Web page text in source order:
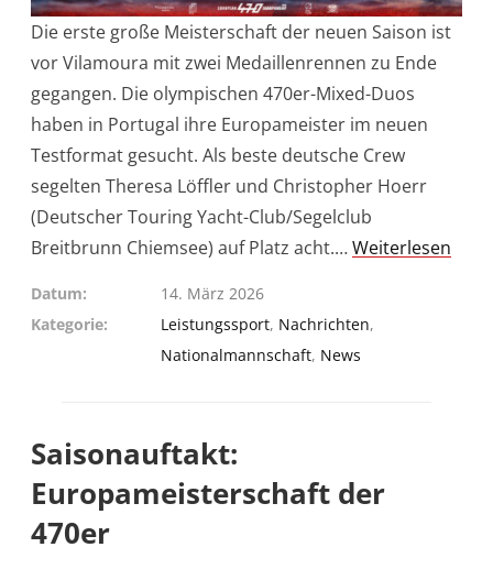
Die erste große Meisterschaft der neuen Saison ist
vor Vilamoura mit zwei Medaillenrennen zu Ende
gegangen. Die olympischen 470er-Mixed-Duos
haben in Portugal ihre Europameister im neuen
Testformat gesucht. Als beste deutsche Crew
segelten Theresa Löffler und Christopher Hoerr
(Deutscher Touring Yacht-Club/Segelclub
Breitbrunn Chiemsee) auf Platz acht.…Weiterlesen
Datum
14. März 2026
Kategorie
Leistungssport, Nachrichten,
Nationalmannschaft, News
Saisonauftakt:
Europameisterschaft der
470er